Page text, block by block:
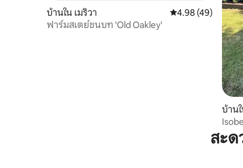
บ้านใน เมริวา คะแนนเฉลี่ย 4.98
4.98 (49)
ฟาร์มสเตย์ชนบท 'Old Oakley'
บ้าน
สะด